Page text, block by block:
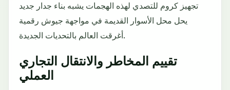
تجهيز كروم للتصدي لهذه الهجمات يشبه بناء جدار جديد
يحل محل الأسوار القديمة في مواجهة جيوش رقمية
أغرقت العالم بالتحديات الجديدة.
تقييم المخاطر والانتقال التجاري
العملي